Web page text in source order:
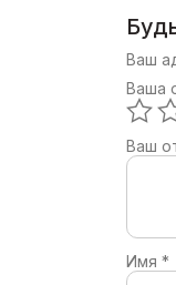
Ваш
Ваша
Ваш
Имя *